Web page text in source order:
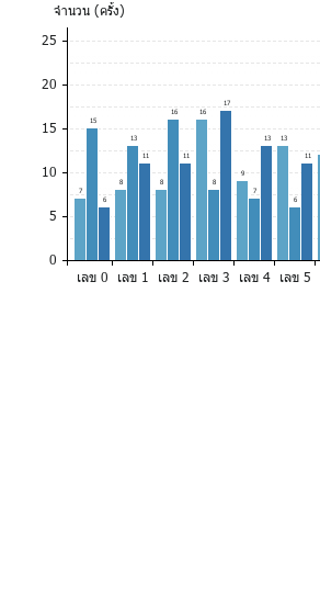
จำนวน (ครั้ง)
25
20
15
10
5
0
7
15
6
8
13
11
8
16
11
16
8
17
9
7
13 13
6
11
เลข 0 เลข 1 เลข 2 เลข 3 เลข 4 เลข 5